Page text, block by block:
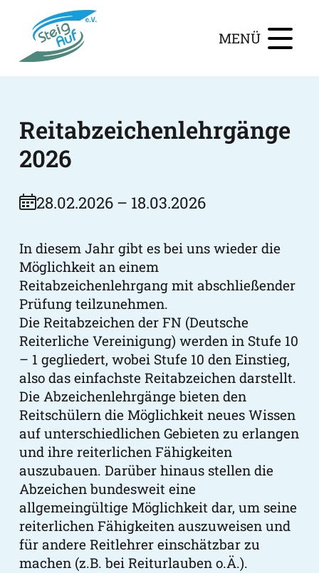
MENÜ
Reitabzeichenlehrgänge
2026
28.02.2026 – 18.03.2026
In diesem Jahr gibt es bei uns wieder die
Möglichkeit an einem
Reitabzeichenlehrgang mit abschließender
Prüfung teilzunehmen.
Die Reitabzeichen der FN (Deutsche
Reiterliche Vereinigung) werden in Stufe 10
– 1 gegliedert, wobei Stufe 10 den Einstieg,
also das einfachste Reitabzeichen darstellt.
Die Abzeichenlehrgänge bieten den
Reitschülern die Möglichkeit neues Wissen
auf unterschiedlichen Gebieten zu erlangen
und ihre reiterlichen Fähigkeiten
auszubauen. Darüber hinaus stellen die
Abzeichen bundesweit eine
allgemeingültige Möglichkeit dar, um seine
reiterlichen Fähigkeiten auszuweisen und
für andere Reitlehrer einschätzbar zu
machen (z.B. bei Reiturlauben o.Ä.).